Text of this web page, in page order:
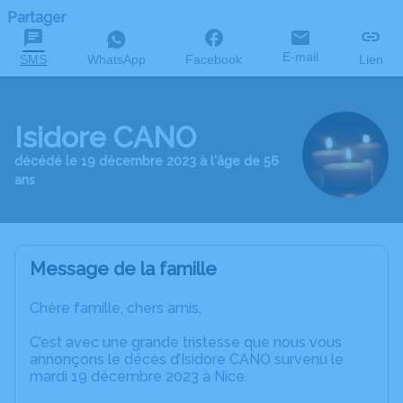
Partager
SMS WhatsApp Facebook E-mail Lien
Isidore CANO
décédé le 19 décembre 2023 à l'âge de 56
ans
Message de la famille
Chère famille, chers amis,
C’est avec une grande tristesse que nous vous
annonçons le décès d’Isidore CANO survenu le
mardi 19 décembre 2023 à Nice.